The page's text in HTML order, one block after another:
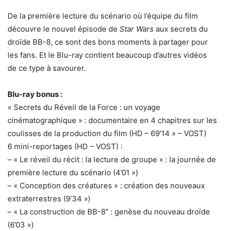
De la première lecture du scénario où l’équipe du film
découvre le nouvel épisode de Star Wars aux secrets du
droïde BB-8, ce sont des bons moments à partager pour
les fans. Et le Blu-ray contient beaucoup d’autres vidéos
de ce type à savourer.
Blu-ray bonus :
« Secrets du Réveil de la Force : un voyage
cinématographique » : documentaire en 4 chapitres sur les
coulisses de la production du film (HD – 69’14 » – VOST)
6 mini-reportages (HD – VOST) :
– « Le réveil du récit : la lecture de groupe » : la journée de
première lecture du scénario (4’01 »)
– « Conception des créatures » : création des nouveaux
extraterrestres (9’34 »)
– « La construction de BB-8″ : genèse du nouveau droïde
(6’03 »)